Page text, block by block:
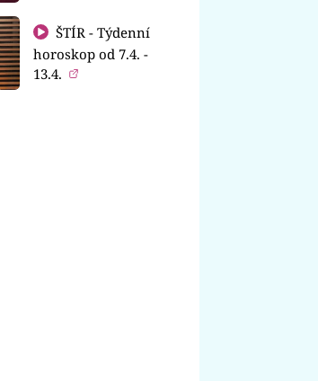
ŠTÍR - Týdenní
horoskop od 7.4. -
13.4.